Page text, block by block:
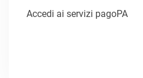
Accedi ai servizi pagoPA